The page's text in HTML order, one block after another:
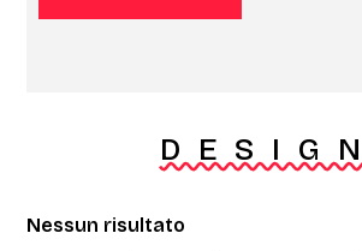
DESIGN
Nessun risultato